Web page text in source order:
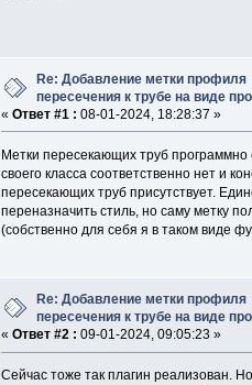
Re: Добавление метки профиля
пересечения к трубе на виде
« Ответ #1 : 08-01-2024, 18:28:37 »
Метки пересекающих труб программно
своего класса соответственно нет и
пересекающих труб присутствует.
переназначить стиль, но саму метку
(собственно для себя я в таком виде
Re: Добавление метки профиля
пересечения к трубе на виде
« Ответ #2 : 09-01-2024, 09:05:23 »
Сейчас тоже так плагин реализован.